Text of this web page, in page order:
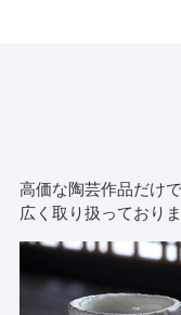
高価な陶芸作品だけ
広く取り扱っておりま